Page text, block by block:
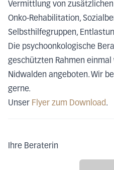
Vermittlung von
Onko-Rehabilitation,
Selbsthilfegruppen,
Die psychoonkologische
geschützten Rahmen einmal
Nidwalden angeboten. Wir
gerne.
Unser Flyer zum Download.
Ihre Beraterin